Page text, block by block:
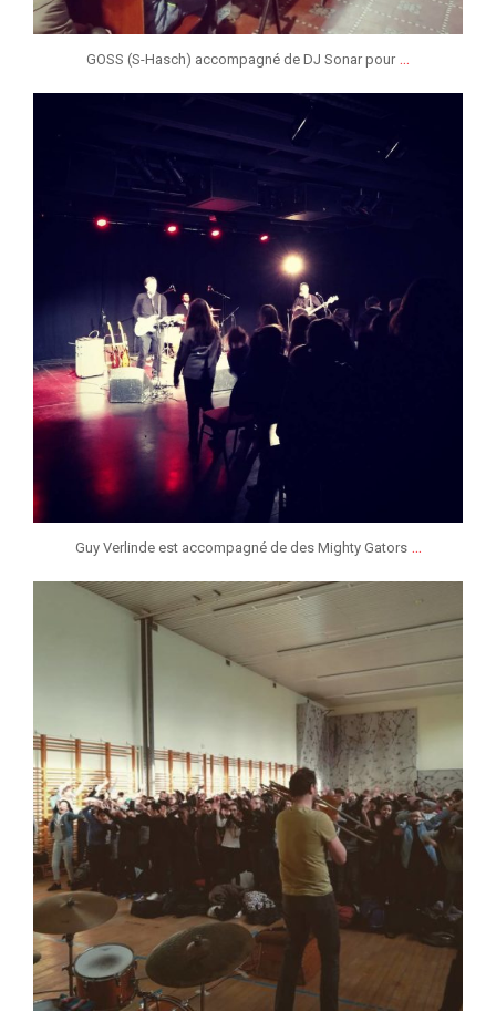
GOSS (S-Hasch) accompagné de DJ Sonar pour ...
jeunessesmusicaleslg
Guy Verlinde est accompagné de des Mighty Gators ...
jeunessesmusicaleslg